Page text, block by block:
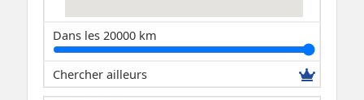
Dans les 20000 km
Chercher ailleurs